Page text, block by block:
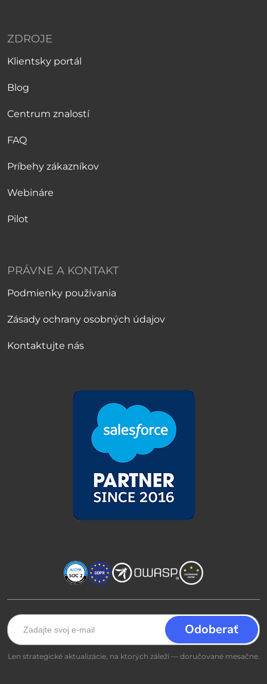
ZDROJE
Klientsky portál
Blog
Centrum znalostí
FAQ
Príbehy zákazníkov
Webináre
Pilot
PRÁVNE A KONTAKT
Podmienky používania
Zásady ochrany osobných údajov
Kontaktujte nás
Len strategické aktualizácie, na ktorých záleží — doručované mesačne.